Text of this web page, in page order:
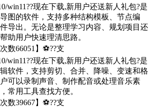
win11??现在下载,新用户还送新人礼包?是
图的软件，支持多种结构模板、节点编
导出。无论是整理学习内容、规划项目还
助用户快速理清思路。
数66051】⚽??支
win11??现在下载,新用户还送新人礼包?是
软件，支持剪切、合并、降噪、变速和格
可以录制声音、制作配音或处理音乐素
常用工具查找方便。
数39667】⚽??支